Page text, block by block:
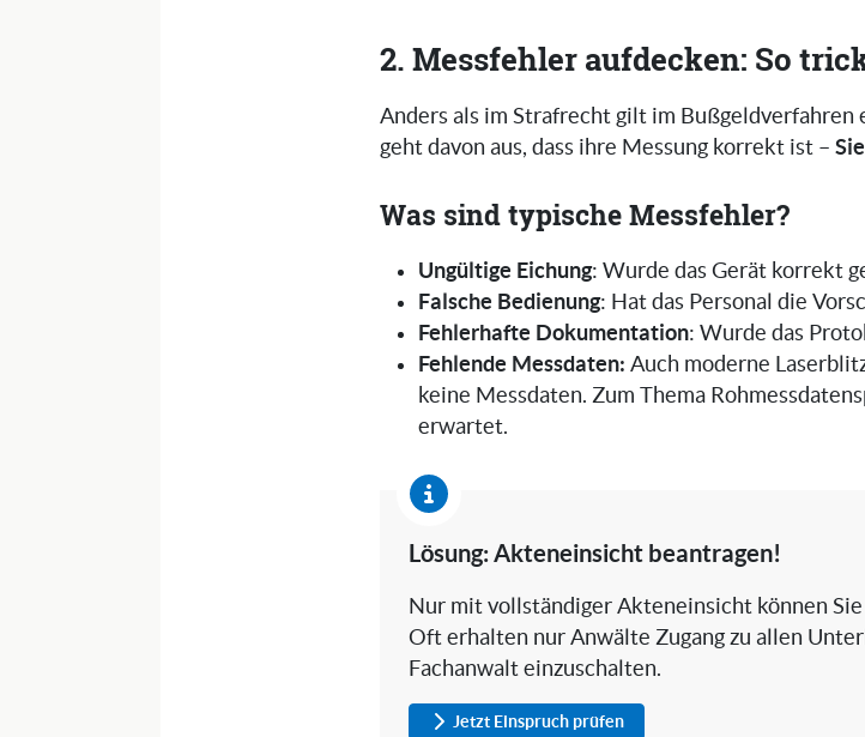
2. Messfehler aufdecken: So
Anders als im Strafrecht gilt im Bußgeldverfahren
geht davon aus, dass ihre Messung korrekt ist –
Was sind typische Messfehler?
Ungültige Eichung: Wurde das Gerät korrekt
Falsche Bedienung: Hat das Personal die
Fehlerhafte Dokumentation: Wurde das
Fehlende Messdaten:Auch moderne
keine Messdaten. Zum Thema
erwartet.
Lösung: Akteneinsicht beantragen!
Nur mit vollständiger Akteneinsicht können
Oft erhalten nur Anwälte Zugang zu allen
Fachanwalt einzuschalten.
Jetzt Einspruch prüfen